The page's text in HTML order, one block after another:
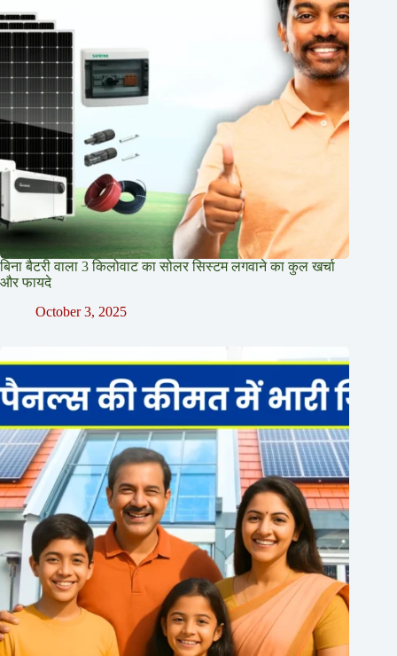
बिना बैटरी वाला 3 किलोवाट का सोलर सिस्टम लगवाने का कुल खर्चा
और फायदे
October 3, 2025